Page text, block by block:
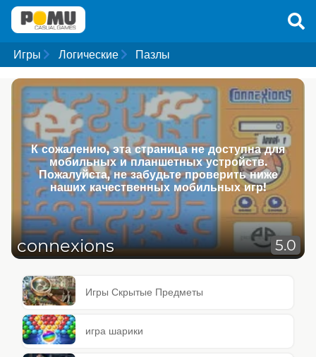
Игры Логические Пазлы
К сожалению, эта страница не доступна для
мобильных и планшетных устройств.
Пожалуйста, не забудьте проверить ниже
наших качественных мобильных игр!
connexions 5.0
Игры Скрытые Предметы
игра шарики